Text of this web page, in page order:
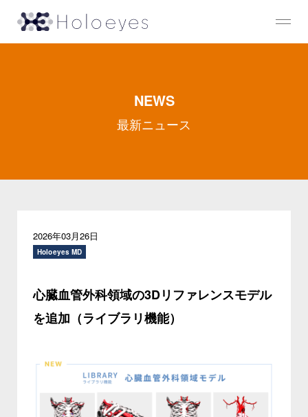
NEWS
最新ニュース
2026年03月26日
Holoeyes MD
心臓血管外科領域の3Dリファレンスモデル
を追加（ライブラリ機能）